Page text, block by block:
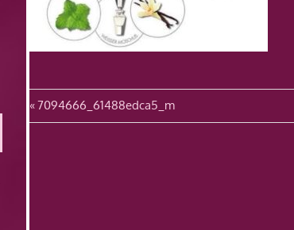
Beitragsnavigation
Vorheriger
Beitrag:
7094666_61488edca5_m